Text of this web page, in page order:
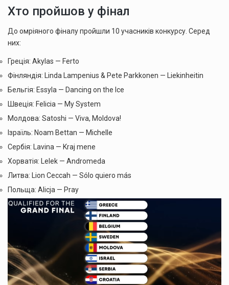
Хто пройшов у фінал
До омріяного фіналу пройшли 10 учасників конкурсу. Серед
них:
Греція: Akylas — Ferto
Фінляндія: Linda Lampenius & Pete Parkkonen — Liekinheitin
Бельгія: Essyla — Dancing on the Ice
Швеція: Felicia — My System
Молдова: Satoshi — Viva, Moldova!
Ізраїль: Noam Bettan — Michelle
Сербія: Lavina — Kraj mene
Хорватія: Lelek — Andromeda
Литва: Lion Ceccah — Sólo quiero más
Польща: Alicja — Pray